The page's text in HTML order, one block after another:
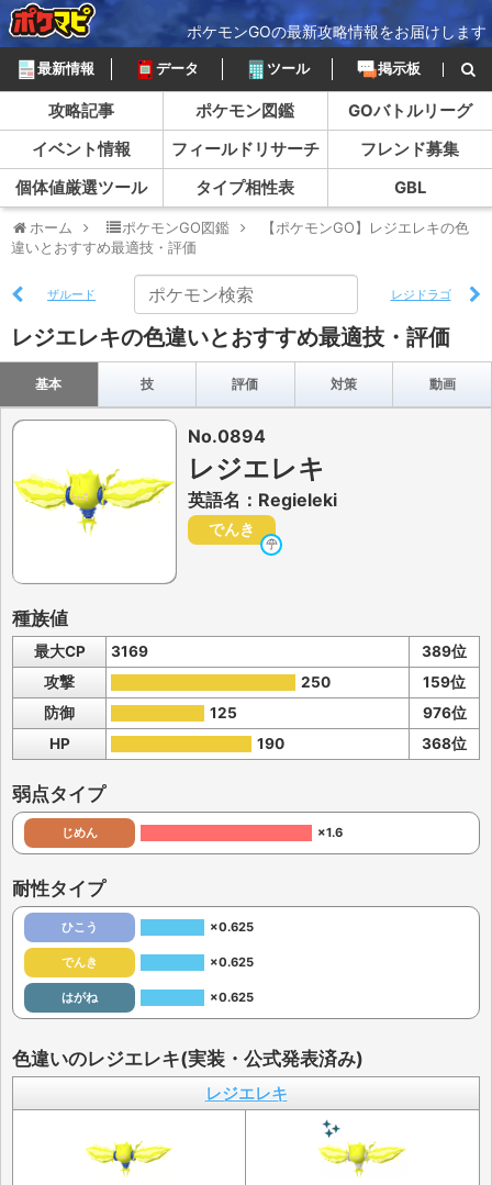
ポケモンGOの最新攻略情報をお届けします
最新情報 データ ツール 掲示板
攻略記事 ポケモン図鑑
GOバトルリーグ
イベント情報
フィールドリサーチ
フレンド募集
個体値厳選ツール
タイプ相性表 GBL
ホーム ポケモンGO図鑑
【ポケモンGO】レジエレキの色
違いとおすすめ最適技・評価
ザルード レジドラゴ
レジエレキの色違いとおすすめ最適技・評価
基本 技 評価 対策 動画
No.0894
レジエレキ
英語名：Regieleki
でんき
種族値
最大CP 3169
389位
攻撃
250
159位
防御
125
976位
HP
190 368位
弱点タイプ
じめん ×1.6
耐性タイプ
ひこう ×0.625
でんき ×0.625
はがね ×0.625
色違いのレジエレキ(実装・公式発表済み)
レジエレキ